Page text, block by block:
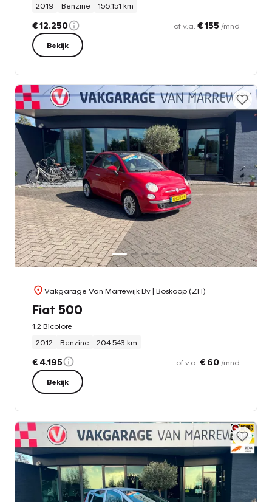
2019
Benzine 156.151 km
€ 12.250 of v.a. € 155 /mnd
Bekijk
Vakgarage Van Marrewijk Bv| Boskoop (ZH)
Fiat 500
1.2 Bicolore
2012
Benzine 204.543 km
€ 4.195 of v.a. € 60 /mnd
Bekijk